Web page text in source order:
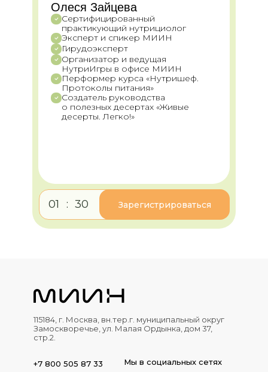
Олеся Зайцева
Сертифицированный
практикующий нутрициолог
Эксперт и спикер МИИН
Гирудоэксперт
Организатор и ведущая
НутриИгры в офисе МИИН
Перформер курса «Нутришеф.
Протоколы питания»
Создатель руководства
о полезных десертах «Живые
десерты. Легко!»
Зарегистрироваться
01 : 30
115184, г. Москва, вн.тер.г. муниципальный округ
Замоскворечье, ул. Малая Ордынка, дом 37,
стр.2.
+7 800 505 87 33 Мы в социальных сетях